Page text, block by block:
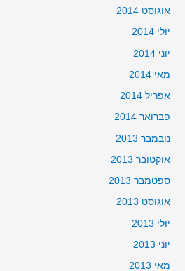
אוגוסט 2014
יולי 2014
יוני 2014
מאי 2014
אפריל 2014
פברואר 2014
נובמבר 2013
אוקטובר 2013
ספטמבר 2013
אוגוסט 2013
יולי 2013
יוני 2013
מאי 2013